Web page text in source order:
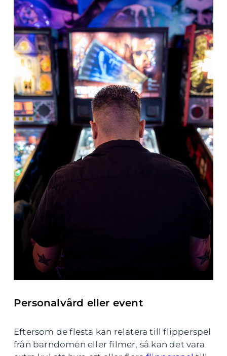
Personalvård eller event
Eftersom de flesta kan relatera till flipperspel
från barndomen eller filmer, så kan det vara